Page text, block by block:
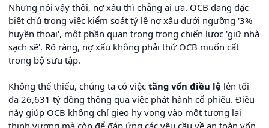
Nhưng nói vậy thôi, nợ xấu thì chẳng ai ưa. OCB đang đặc
biệt chú trọng việc kiểm soát tỷ lệ nợ xấu dưới ngưỡng '3%
huyền thoại', một phần quan trọng trong chiến lược 'giữ nhà
sạch sẽ'. Rõ ràng, nợ xấu không phải thứ OCB muốn cất
trong bộ sưu tập.
Không thể thiếu, chúng ta có việc tăng vốn điều lệ lên tối
đa 26,631 tỷ đồng thông qua việc phát hành cổ phiếu. Điều
này giúp OCB không chỉ gieo hy vọng vào một tương lai
thịnh vượng mà còn để đáp ứng các yêu cầu về an toàn vốn